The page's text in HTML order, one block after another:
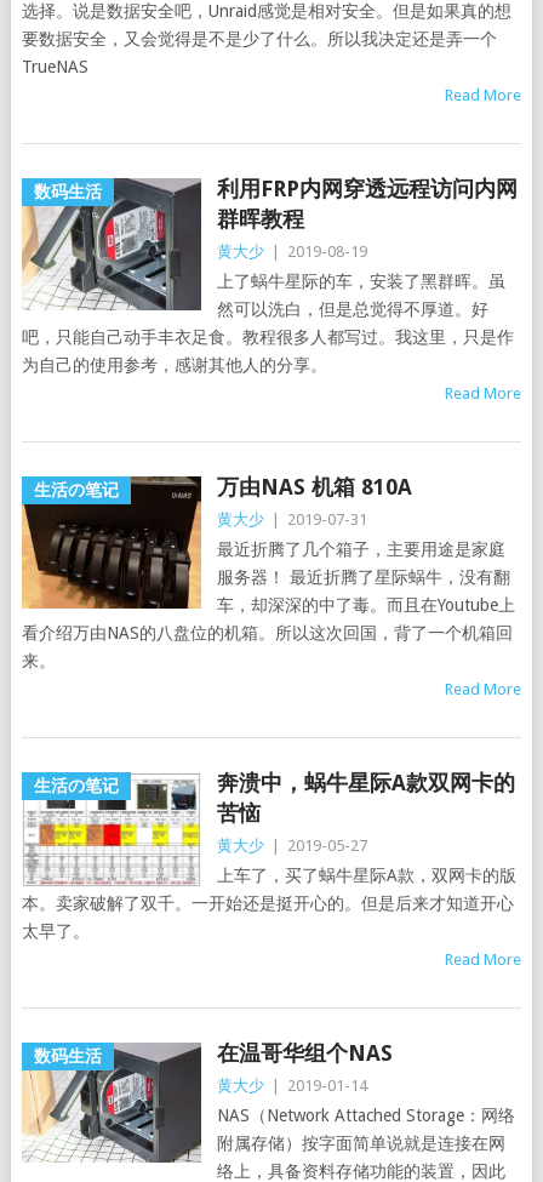
选择。说是数据安全吧，Unraid感觉是相对安全。但是如果真的想
要数据安全，又会觉得是不是少了什么。所以我决定还是弄一个
TrueNAS
Read More
数码生活
利用FRP内网穿透远程访问内网
群晖教程
黄大少 2019-08-19
上了蜗牛星际的车，安装了黑群晖。虽
然可以洗白，但是总觉得不厚道。好
吧，只能自己动手丰衣足食。教程很多人都写过。我这里，只是作
为自己的使用参考，感谢其他人的分享。
Read More
生活の笔记 万由NAS 机箱 810A
黄大少 2019-07-31
最近折腾了几个箱子，主要用途是家庭
服务器！ 最近折腾了星际蜗牛，没有翻
车，却深深的中了毒。而且在Youtube上
看介绍万由NAS的八盘位的机箱。所以这次回国，背了一个机箱回
来。
Read More
生活の笔记
奔溃中，蜗牛星际A款双网卡的
苦恼
黄大少 2019-05-27
上车了，买了蜗牛星际A款，双网卡的版
本。卖家破解了双千。一开始还是挺开心的。但是后来才知道开心
太早了。
Read More
数码生活 在温哥华组个NAS
黄大少 2019-01-14
NAS（Network Attached Storage：网络
附属存储）按字面简单说就是连接在网
络上，具备资料存储功能的装置，因此